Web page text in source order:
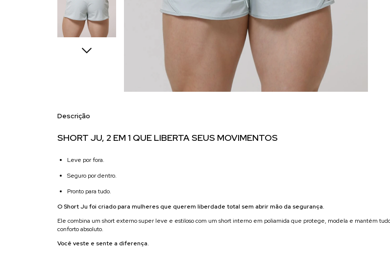
Descrição
SHORT JU, 2 EM 1 QUE LIBERTA SEUS MOVIMENTOS
Leve por fora.
Seguro por dentro.
Pronto para tudo.
O Short Ju foi criado para mulheres que querem liberdade total sem abrir mão da segurança.
Ele combina um short externo super leve e estiloso com um short interno em poliamida que protege, modela e mantém
conforto absoluto.
Você veste e sente a diferença.